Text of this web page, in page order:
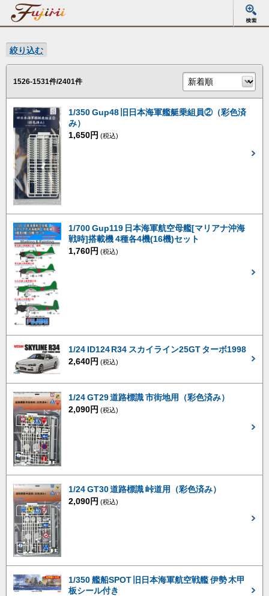
絞り込む
1526-1531件/2401件
1/350 Gup48 旧日本海軍艦艇乗組員②（彩色済
み）
1,650円 (税込)
1/700 Gup119 日本海軍航空母艦[マリアナ沖海
戦時]搭載機 4種各4機(16機)セット
1,760円 (税込)
1/24 ID124 R34 スカイライン25GT ターボ1998
2,640円 (税込)
1/24 GT29 道路標識 市街地用（彩色済み）
2,090円 (税込)
1/24 GT30 道路標識 峠道用（彩色済み）
2,090円 (税込)
1/350 艦船SPOT 旧日本海軍航空戦艦 伊勢 木甲
板シール付き